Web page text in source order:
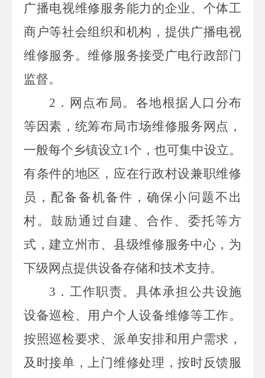
广播电视维修服务能力的企业、个体工
商户等社会组织和机构，提供广播电视
维修服务。维修服务接受广电行政部门
监督。
2 ．网点布局。各地根据人口分布
等因素，统筹布局市场维修服务网点，
一般每个乡镇设立1个，也可集中设立。
有条件的地区，应在行政村设兼职维修
员，配备备机备件，确保小问题不出
村。鼓励通过自建、合作、委托等方
式，建立州市、县级维修服务中心，为
下级网点提供设备存储和技术支持。
3 ．工作职责。具体承担公共设施
设备巡检、用户个人设备维修等工作。
按照巡检要求、派单安排和用户需求，
及时接单，上门维修处理，按时反馈服